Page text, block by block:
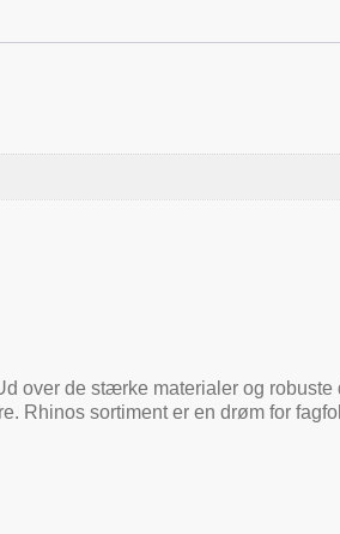
over de stærke materialer og
sortiment er en drøm for